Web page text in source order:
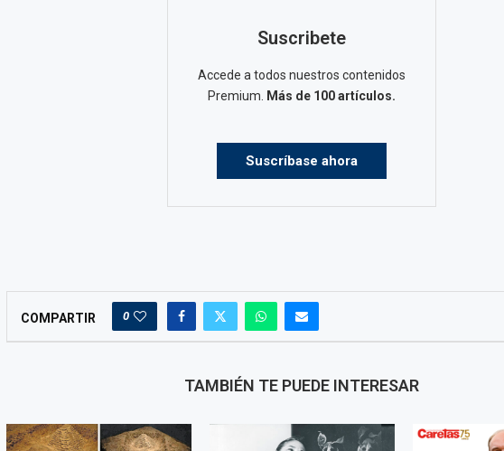
Suscribete
Accede a todos nuestros contenidos
Premium.
Más de 100 artículos.
Suscríbase ahora
COMPARTIR 0
TAMBIÉN TE PUEDE INTERESAR